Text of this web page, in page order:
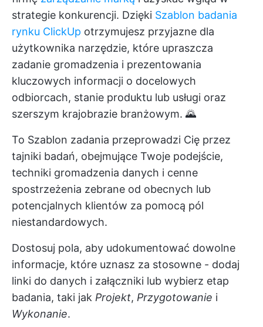
strategie konkurencji. Dzięki Szablon badania
rynku ClickUp otrzymujesz przyjazne dla
użytkownika narzędzie, które upraszcza
zadanie gromadzenia i prezentowania
kluczowych informacji o docelowych
odbiorcach, stanie produktu lub usługi oraz
szerszym krajobrazie branżowym. 🌄
To Szablon zadania przeprowadzi Cię przez
tajniki badań, obejmujące Twoje podejście,
techniki gromadzenia danych i cenne
spostrzeżenia zebrane od obecnych lub
potencjalnych klientów za pomocą pól
niestandardowych.
Dostosuj pola, aby udokumentować dowolne
informacje, które uznasz za stosowne - dodaj
linki do danych i załączniki lub wybierz etap
badania, taki jak Projekt, Przygotowanie i
Wykonanie.